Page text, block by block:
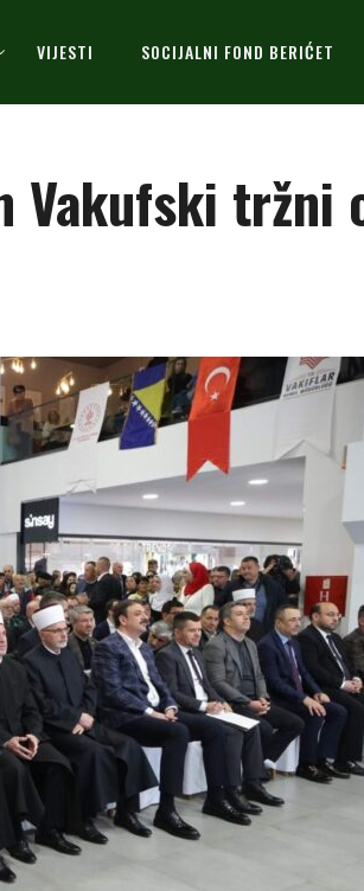
VIJESTI SOCIJALNI FOND BERIĆET
Vakufski tržni